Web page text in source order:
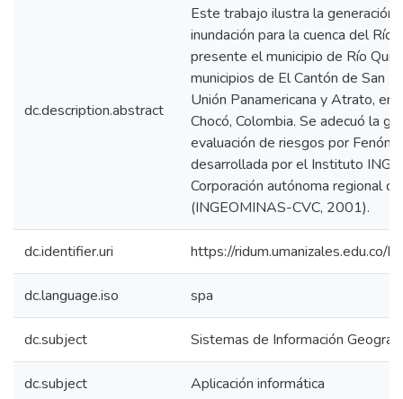
dc.description.abstract
Este trabajo ilustra la generación
inundación para la cuenca del Río
presente el municipio de Río
municipios de El Cantón de San
Unión Panamericana y Atrato,
Chocó, Colombia. Se adecuó la
evaluación de riesgos por
desarrollada por el Instituto
Corporación autónoma regional
(INGEOMINAS-CVC, 2001).
dc.identifier.uri https://
dc.language.iso spa
dc.subject Sistemas de Información
dc.subject Aplicación informática